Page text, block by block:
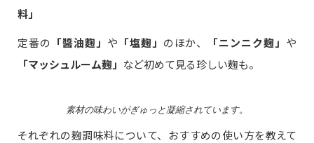
料」
定番の 「醬油麴」 や 「塩麹」 のほか、 「ニンニク麹」 や
「マッシュルーム麹」 など初めて見る珍しい麹も。
素材の味わいがぎゅっと凝縮されています。
それぞれの麹調味料について、おすすめの使い方を教えて